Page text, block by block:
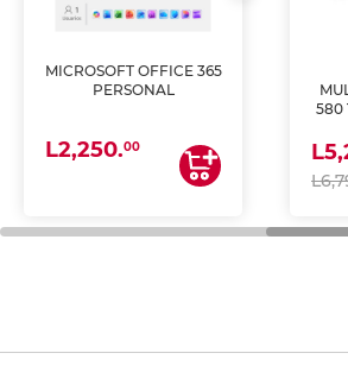
MICROSOFT OFFICE 365
PERSONAL
L2,250.00
580